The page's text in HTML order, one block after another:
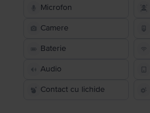
Microfon
Camere
Baterie
Audio
Contact cu lichide